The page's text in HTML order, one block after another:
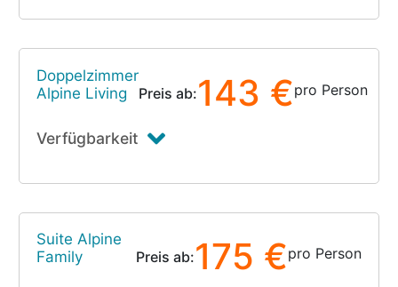
Doppelzimmer
Alpine Living
Preis ab:143 €pro Person
Verfügbarkeit
Suite Alpine
Family
Preis ab:175 €pro Person